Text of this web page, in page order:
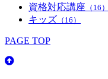
資格対応講座 （16）
キッズ （16）
PAGE TOP